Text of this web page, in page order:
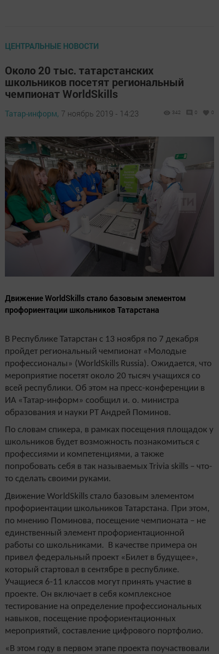
ЦЕНТРАЛЬНЫЕ НОВОСТИ
Около 20 тыс. татарстанских
школьников посетят региональный
чемпионат WorldSkills
Татар-информ, 7 ноябрь 2019 - 14:23 342 0 0
Движение WorldSkills стало базовым элементом
профориентации школьников Татарстана
В Республике Татарстан с 13 ноября по 7 декабря
пройдет региональный чемпионат «Молодые
профессионалы» (WorldSkills Russia). Ожидается, что
мероприятие посетят около 20 тысяч учащихся со
всей республики. Об этом на пресс-конференции в
ИА «Татар-информ» сообщил и. о. министра
образования и науки РТ Андрей Поминов.
По словам спикера, в рамках посещения площадок у
школьников будет возможность познакомиться с
профессиями и компетенциями, а также
попробовать себя в так называемых Trivia skills – что-
то сделать своими руками.
Движение WorldSkills стало базовым элементом
профориентации школьников Татарстана. При этом,
по мнению Поминова, посещение чемпионата – не
единственный элемент профориентационной
работы со школьниками. В качестве примера он
привел федеральный проект «Билет в будущее»,
который стартовал в сентябре в республике.
Учащиеся 6-11 классов могут принять участие в
проекте. Он включает в себя комплексное
тестирование на определение профессиональных
навыков, посещение профориентационных
мероприятий, составление цифрового портфолио.
«В этом году в первом этапе проекта поучаствовали